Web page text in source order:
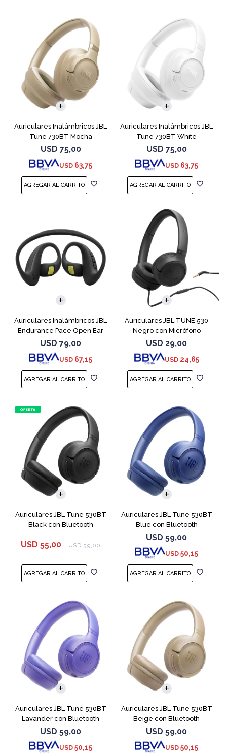
Auriculares Inalámbricos JBL
Tune 730BT Mocha
USD 75,00
USD 63,75
Auriculares Inalámbricos JBL
Tune 730BT White
USD 75,00
USD 63,75
Auriculares Inalámbricos JBL
Endurance Pace Open Ear
Negro
USD 79,00
USD 67,15
Auriculares JBL TUNE 530
Negro con Micrófono
USD 29,00
USD 24,65
Auriculares JBL Tune 530BT
Black con Bluetooth
USD 55,00 USD 59,00
Auriculares JBL Tune 530BT
Blue con Bluetooth
USD 59,00
USD 50,15
Auriculares JBL Tune 530BT
Lavander con Bluetooth
USD 59,00
USD 50,15
Auriculares JBL Tune 530BT
Beige con Bluetooth
USD 59,00
USD 50,15